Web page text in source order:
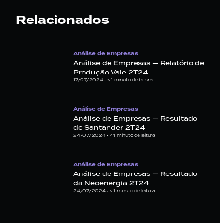
Relacionados
Análise de Empresas
Análise de Empresas — Relatório de
Produção Vale 2T24
17/07/2024 • < 1 minuto de leitura
Análise de Empresas
Análise de Empresas — Resultado
do Santander 2T24
24/07/2024 • < 1 minuto de leitura
Análise de Empresas
Análise de Empresas — Resultado
da Neoenergia 2T24
24/07/2024 • < 1 minuto de leitura